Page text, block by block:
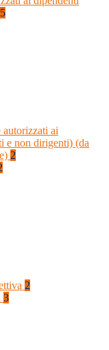
5
ai
e non dirigenti) (da
2
2
3